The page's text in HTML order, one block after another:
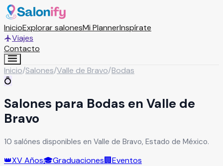
InicioExplorar salonesMi PlannerInspírate
Viajes
Contacto
Inicio/Salones/Valle de Bravo/Bodas
💍
Salones para Bodas en Valle de
Bravo
10 salónes disponibles en Valle de Bravo, Estado de México.
👑XV Años🎓Graduaciones🏢Eventos